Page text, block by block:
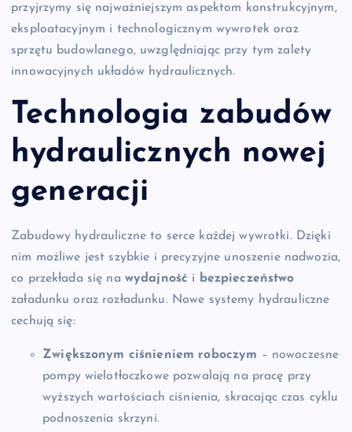
przyjrzymy się najważniejszym aspektom konstrukcyjnym,
eksploatacyjnym i technologicznym wywrotek oraz
sprzętu budowlanego, uwzględniając przy tym zalety
innowacyjnych układów hydraulicznych.
Technologia zabudów
hydraulicznych nowej
generacji
Zabudowy hydrauliczne to serce każdej wywrotki. Dzięki
nim możliwe jest szybkie i precyzyjne unoszenie nadwozia,
co przekłada się na wydajność i
bezpieczeństwo
załadunku oraz rozładunku. Nowe systemy hydrauliczne
cechują się:
Zwiększonym ciśnieniem roboczym – nowoczesne
pompy wielotłoczkowe pozwalają na pracę przy
wyższych wartościach ciśnienia, skracając czas cyklu
podnoszenia skrzyni.